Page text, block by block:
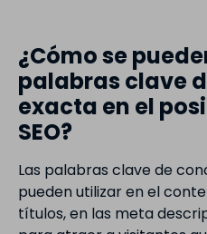
¿Cómo se
palabras clave
exacta en el
SEO?
Las palabras clave de
pueden utilizar en el
títulos, en las meta